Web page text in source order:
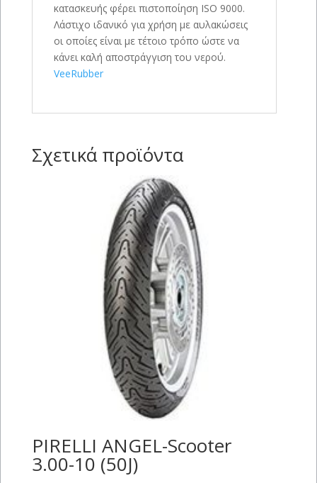
κατασκευής φέρει πιστοποίηση ISO 9000.
Λάστιχο ιδανικό για χρήση με αυλακώσεις
οι οποίες είναι με τέτοιο τρόπο ώστε να
κάνει καλή αποστράγγιση του νερού.
VeeRubber
Σχετικά προϊόντα
PIRELLI ANGEL-Scooter
3.00-10 (50J)